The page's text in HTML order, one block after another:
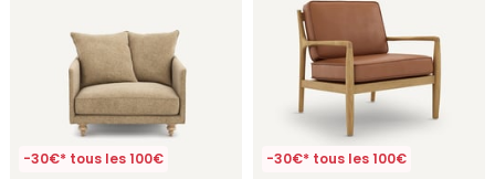
-30€* tous les 100€ -30€* tous les 100€